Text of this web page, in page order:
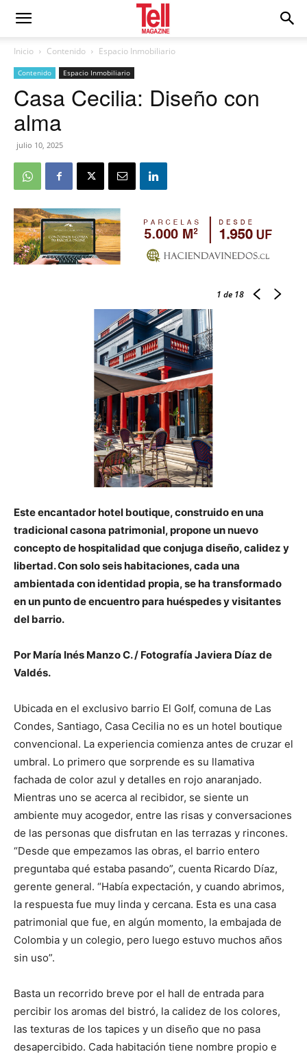
Inicio Contenido Espacio Inmobiliario
Contenido Espacio Inmobiliario
Casa Cecilia: Diseño con
alma
julio 10, 2025
1 de 18
Este encantador hotel boutique, construido en una
tradicional casona patrimonial, propone un nuevo
concepto de hospitalidad que conjuga diseño, calidez y
libertad. Con solo seis habitaciones, cada una
ambientada con identidad propia, se ha transformado
en un punto de encuentro para huéspedes y visitantes
del barrio.
Por María Inés Manzo C. / Fotografía Javiera Díaz de
Valdés.
Ubicada en el exclusivo barrio El Golf, comuna de Las
Condes, Santiago, Casa Cecilia no es un hotel boutique
convencional. La experiencia comienza antes de cruzar el
umbral. Lo primero que sorprende es su llamativa
fachada de color azul y detalles en rojo anaranjado.
Mientras uno se acerca al recibidor, se siente un
ambiente muy acogedor, entre las risas y conversaciones
de las personas que disfrutan en las terrazas y rincones.
“Desde que empezamos las obras, el barrio entero
preguntaba qué estaba pasando”, cuenta Ricardo Díaz,
gerente general. “Había expectación, y cuando abrimos,
la respuesta fue muy linda y cercana. Esta es una casa
patrimonial que fue, en algún momento, la embajada de
Colombia y un colegio, pero luego estuvo muchos años
sin uso”.
Basta un recorrido breve por el hall de entrada para
percibir los aromas del bistró, la calidez de los colores,
las texturas de los tapices y un diseño que no pasa
desapercibido. Cada habitación tiene nombre propio e